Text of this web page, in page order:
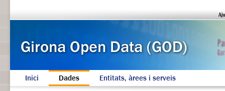
Inici Dades Entitats, àrees i serveis